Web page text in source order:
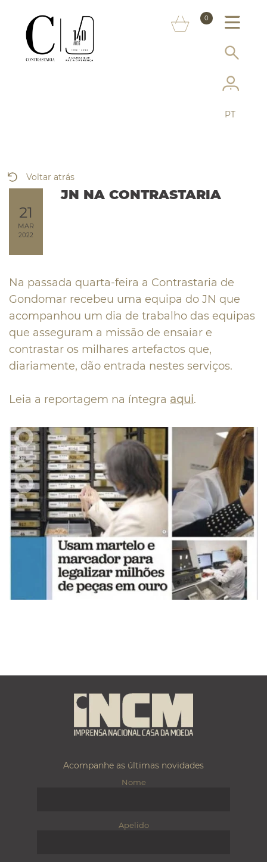
0
INFORMAÇÃO AO CONSUMIDOR
SERVIÇOS
PT
21
MAR
2022
JN NA CONTRASTARIA
Voltar atrás
Na passada quarta-feira a Contrastaria de
Gondomar recebeu uma equipa do JN que
acompanhou um dia de trabalho das equipas
que asseguram a missão de ensaiar e
contrastar os milhares artefactos que,
diariamente, dão entrada nestes serviços.
Leia a reportagem na íntegra aqui.
Acompanhe as últimas novidades
Nome
Apelido